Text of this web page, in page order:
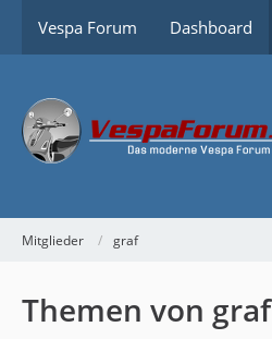
Vespa Forum Dashboard
Mitglieder graf
Themen von graf